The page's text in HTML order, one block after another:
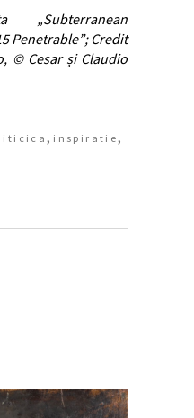
„Subterranean
Penetrable”; Credit
© Cesar și Claudio
, inspiratie ,